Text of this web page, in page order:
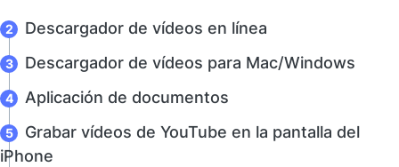
Descargador de vídeos en línea
Descargador de vídeos para Mac/Windows
Aplicación de documentos
Grabar vídeos de YouTube en la pantalla del
iPhone